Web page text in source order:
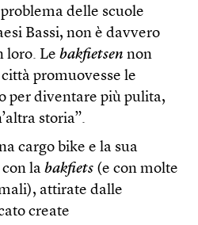
delle scuole
Bassi, non è davvero
loro. Le bakfietsen non
promuovesse le
per diventare più pulita,
storia”.
cargo bike e la sua
la bakfiets (e con molte
attirate dalle
create